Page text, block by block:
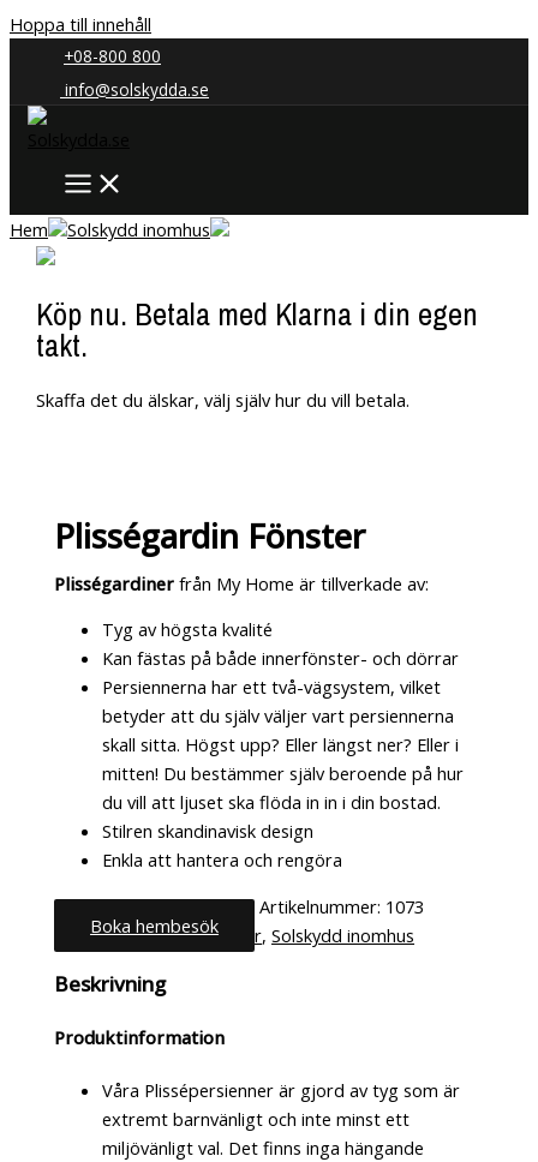
Hoppa till innehåll
+08-800 800
info@solskydda.se
Hem Solskydd inomhus
Köp nu. Betala med Klarna i din egen
takt.
Skaffa det du älskar, välj själv hur du vill betala.
Plisségardin Fönster
Plisségardinerfrån My Home är tillverkade av:
Tyg av högsta kvalité
Kan fästas på både innerfönster- och dörrar
Persiennerna har ett två-vägsystem, vilket
betyder att du själv väljer vart persiennerna
skall sitta. Högst upp? Eller längst ner? Eller i
mitten! Du bestämmer själv beroende på hur
du vill att ljuset ska flöda in in i din bostad.
Stilren skandinavisk design
Enkla att hantera och rengöra
Boka hembesök
Artikelnummer: 1073
Kategorier:Plisségardiner,Solskydd inomhus
Beskrivning
Produktinformation
Våra Plissépersienner är gjord av tyg som är
extremt barnvänligt och inte minst ett
miljövänligt val. Det finns inga hängande